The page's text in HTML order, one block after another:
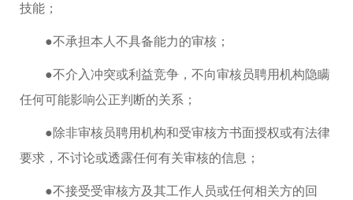
技能；
●不承担本人不具备能力的审核；
●不介入冲突或利益竞争，不向审核员聘用机构隐瞒
任何可能影响公正判断的关系；
●除非审核员聘用机构和受审核方书面授权或有法律
要求，不讨论或透露任何有关审核的信息；
●不接受受审核方及其工作人员或任何相关方的回